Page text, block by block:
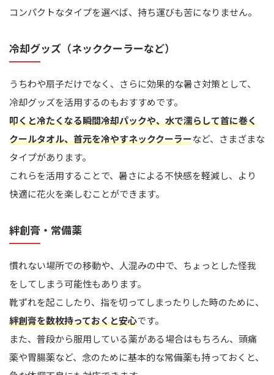
コンパクトなタイプを選べば、持ち運びも苦になりません。
冷却グッズ（ネッククーラーなど）
うちわや扇子だけでなく、さらに効果的な暑さ対策として、
冷却グッズを活用するのもおすすめです。
叩くと冷たくなる瞬間冷却パックや、水で濡らして首に巻く
クールタオル、首元を冷やすネッククーラーなど、さまざまな
タイプがあります。
これらを活用することで、暑さによる不快感を軽減し、より
快適に花火を楽しむことができます。
絆創膏・常備薬
慣れない場所での移動や、人混みの中で、ちょっとした怪我
をしてしまう可能性もあります。
靴ずれを起こしたり、指を切ってしまったりした時のために、
絆創膏を数枚持っておくと安心です。
また、普段から服用している薬がある場合はもちろん、頭痛
薬や胃腸薬など、念のために基本的な常備薬も持っておくと、